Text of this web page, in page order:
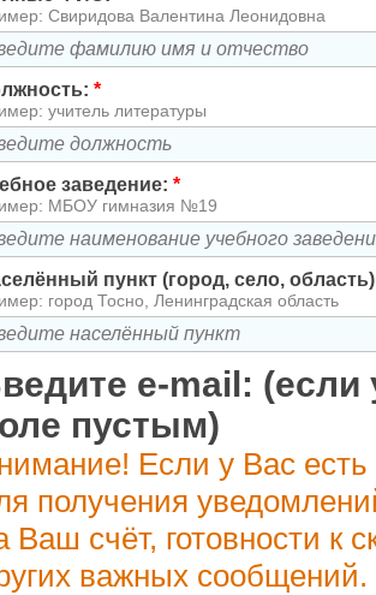
Свиридова Валентина Леонидовна
*
учитель литературы
заведение: *
МБОУ гимназия №19
пункт (город, село,
город Тосно, Ленинградская область
e-mail: (если
пустым)
Если у Вас
получения
Ваш счёт, готовности к
важных сообщений.